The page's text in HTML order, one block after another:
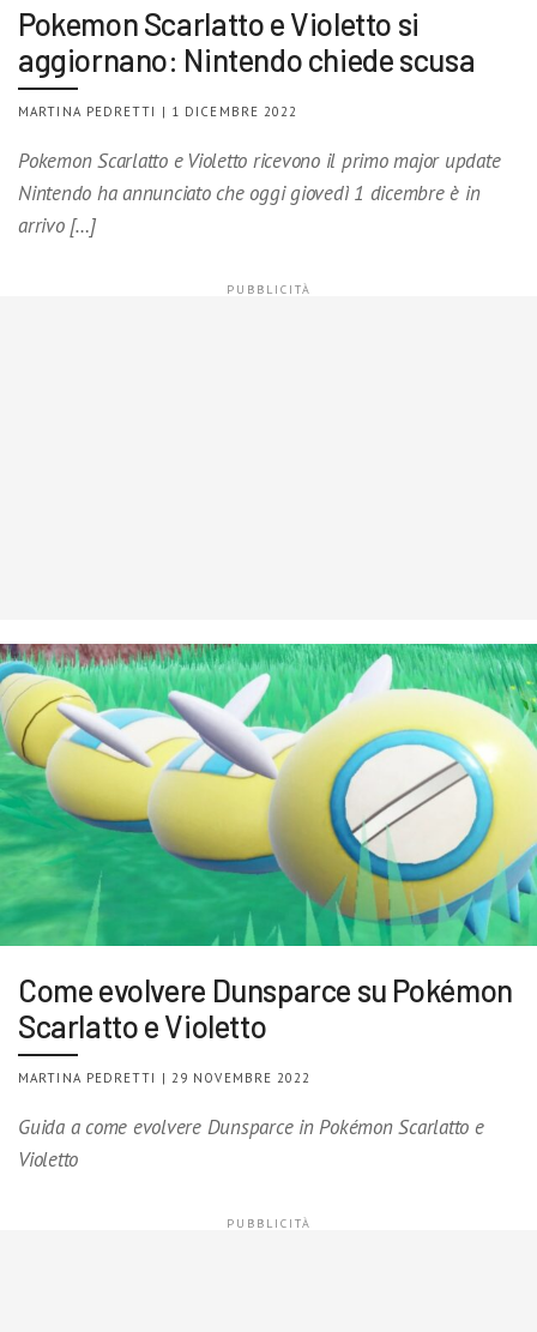
Pokemon Scarlatto e Violetto si
aggiornano: Nintendo chiede scusa
MARTINA PEDRETTI | 1 DICEMBRE 2022
Pokemon Scarlatto e Violetto ricevono il primo major update
Nintendo ha annunciato che oggi giovedì 1 dicembre è in
arrivo […]
Come evolvere Dunsparce su Pokémon
Scarlatto e Violetto
MARTINA PEDRETTI | 29 NOVEMBRE 2022
Guida a come evolvere Dunsparce in Pokémon Scarlatto e
Violetto